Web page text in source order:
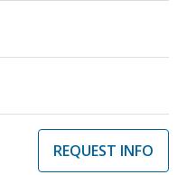
REQUEST INFO